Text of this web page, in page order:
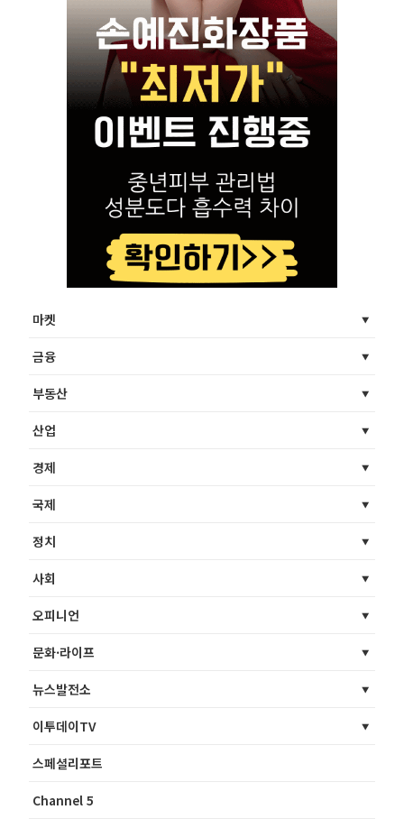
마켓
금융
부동산
산업
경제
국제
정치
사회
오피니언
문화·라이프
뉴스발전소
이투데이TV
스페셜리포트
Channel 5